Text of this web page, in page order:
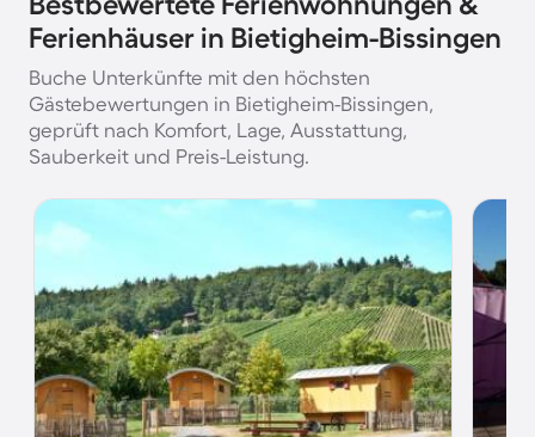
Ferienhäuser in Bietigheim-Bissingen
Buche Unterkünfte mit den höchsten
Gästebewertungen in Bietigheim-Bissingen,
geprüft nach Komfort, Lage, Ausstattung,
Sauberkeit und Preis-Leistung.